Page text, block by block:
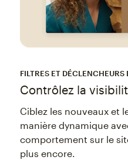
FILTRES ET DÉCLENCHEURS
Contrôlez la
Ciblez les nouveaux et
manière dynamique
comportement sur le
plus encore.